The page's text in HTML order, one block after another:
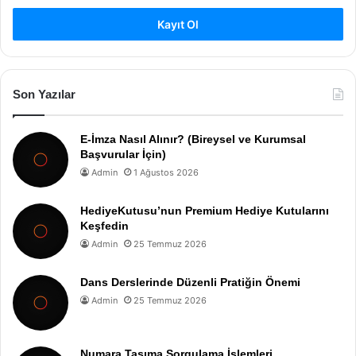
Kayıt Ol
Son Yazılar
E-İmza Nasıl Alınır? (Bireysel ve Kurumsal
Başvurular İçin)
Admin 1 Ağustos 2026
HediyeKutusu’nun Premium Hediye Kutularını
Keşfedin
Admin 25 Temmuz 2026
Dans Derslerinde Düzenli Pratiğin Önemi
Admin 25 Temmuz 2026